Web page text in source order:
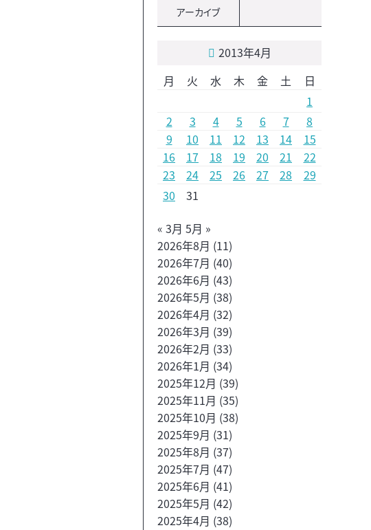
アーカイブ
2013年4月
月
火 水 木 金 土
日
1
2
3 4 5 6 7
8
9
10 11 12 13 14
15
16
17 18 19 20 21
22
23
24 25 26 27 28
29
30
31
« 3月 5月 »
2026年8月 (11)
2026年7月 (40)
2026年6月 (43)
2026年5月 (38)
2026年4月 (32)
2026年3月 (39)
2026年2月 (33)
2026年1月 (34)
2025年12月 (39)
2025年11月 (35)
2025年10月 (38)
2025年9月 (31)
2025年8月 (37)
2025年7月 (47)
2025年6月 (41)
2025年5月 (42)
2025年4月 (38)